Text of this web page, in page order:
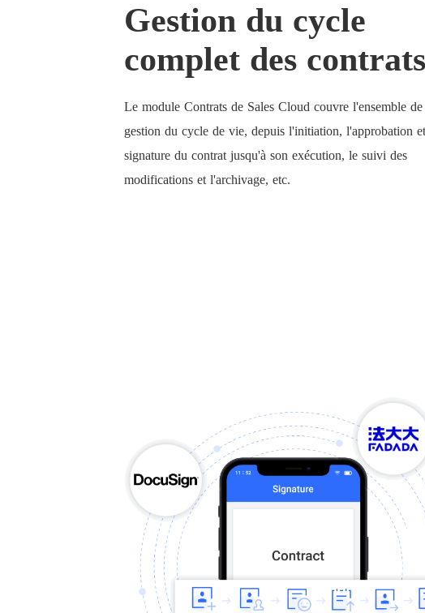
Gestion du cycle
complet des contrats
Le module Contrats de Sales Cloud couvre l'ensemble de
gestion du cycle de vie, depuis l'initiation, l'approbation
signature du contrat jusqu'à son exécution, le suivi des
modifications et l'archivage, etc.